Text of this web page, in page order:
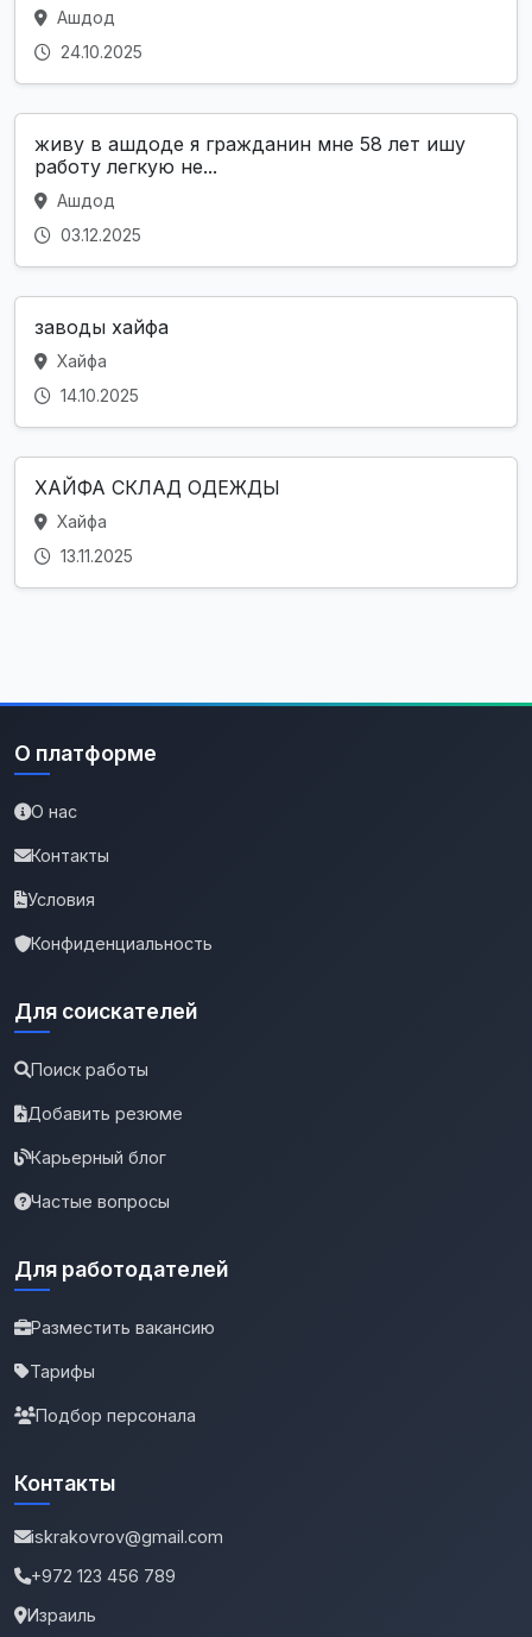
Ашдод
24.10.2025
живу в ашдоде я гражданин мне 58 лет ишу
работу легкую не...
Ашдод
03.12.2025
заводы хайфа
Хайфа
14.10.2025
ХАЙФА СКЛАД ОДЕЖДЫ
Хайфа
13.11.2025
О платформе
О нас
Контакты
Условия
Конфиденциальность
Для соискателей
Поиск работы
Добавить резюме
Карьерный блог
Частые вопросы
Для работодателей
Разместить вакансию
Тарифы
Подбор персонала
Контакты
iskrakovrov@gmail.com
+972 123 456 789
Израиль